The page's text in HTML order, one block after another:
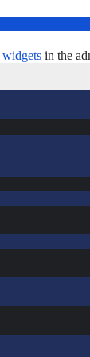
widgets in the